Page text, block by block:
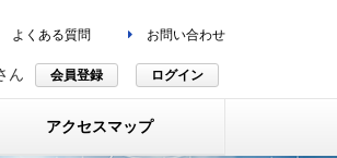
よくある質問 お問い合わせ
ん 会員登録 ログイン
アクセスマップ